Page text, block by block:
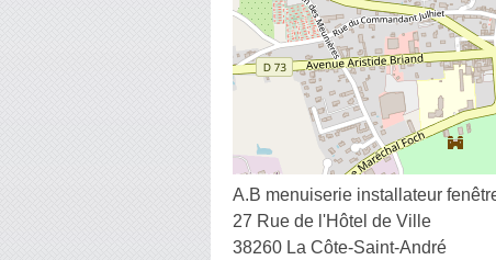
A.B menuiserie installateur
27 Rue de l'Hôtel de Ville
38260 La Côte-Saint-André